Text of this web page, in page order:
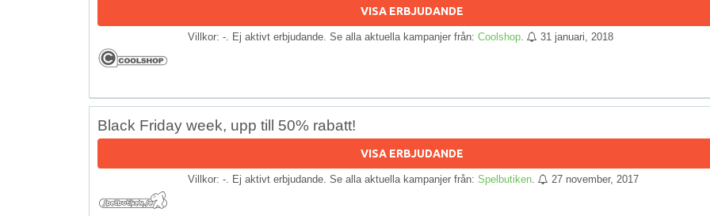
VISA ERBJUDANDE
Villkor: -. Ej aktivt erbjudande. Se alla aktuella kampanjer från: Coolshop 31 januari, 2018
Black Friday week, upp till 50% rabatt!
VISA ERBJUDANDE
Villkor: -. Ej aktivt erbjudande. Se alla aktuella kampanjer från: Spelbutiken 27 november, 2017